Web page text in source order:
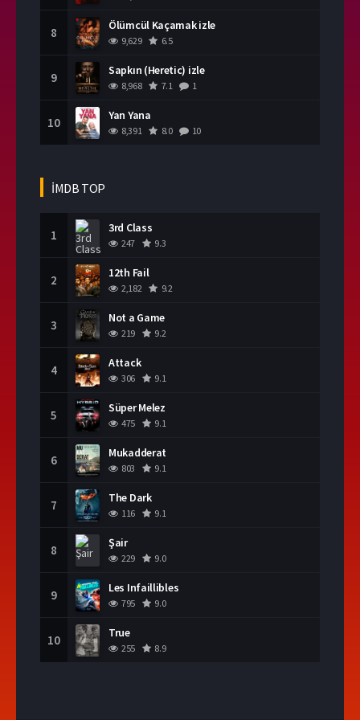
8 Ölümcül Kaçamak izle
9,629 6.5
9 Sapkın (Heretic) izle
8,968 7.1 1
10 Yan Yana
8,391 8.0 10
İMDB TOP
1 3rd Class
247 9.3
2 12th Fail
2,182 9.2
3 Not a Game
219 9.2
4 Attack
306 9.1
5 Süper Melez
475 9.1
6 Mukadderat
803 9.1
7 The Dark
116 9.1
8 Şair
229 9.0
9 Les Infaillibles
795 9.0
10 True
255 8.9